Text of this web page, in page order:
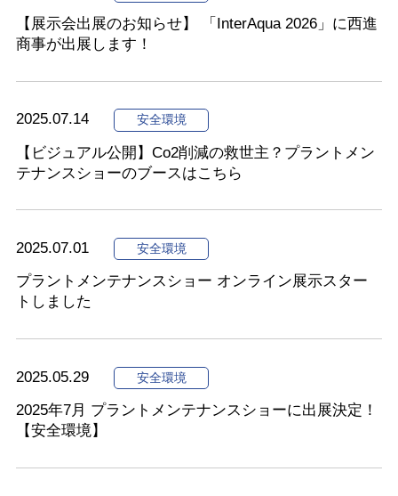
【展示会出展のお知らせ】 「InterAqua 2026」に西進
商事が出展します！
2025.07.14 安全環境
【ビジュアル公開】Co2削減の救世主？プラントメン
テナンスショーのブースはこちら
2025.07.01 安全環境
プラントメンテナンスショー オンライン展示スター
トしました
2025.05.29 安全環境
2025年7月 プラントメンテナンスショーに出展決定！
【安全環境】